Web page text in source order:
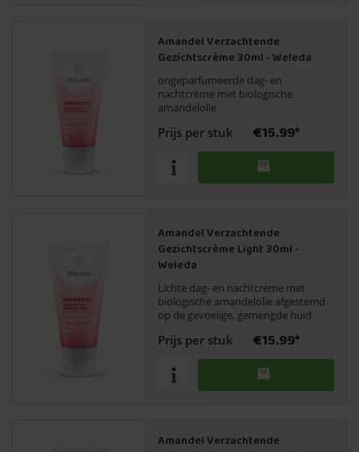
Amandel Verzachtende
Gezichtscrème 30ml - Weleda
ongeparfumeerde dag- en
nachtcrème met biologische
amandelolie
Prijs per stuk €15.99*
Amandel Verzachtende
Gezichtscrème Light 30ml -
Weleda
Lichte dag- en nachtcrème met
biologische amandelolie afgestemd
op de gevoelige, gemengde huid
Prijs per stuk €15.99*
Amandel Verzachtende